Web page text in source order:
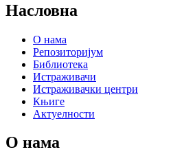
Насловна
О нама
Репозиторијум
Библиотека
Истраживачи
Истраживачки центри
Књиге
Актуелности
О нама